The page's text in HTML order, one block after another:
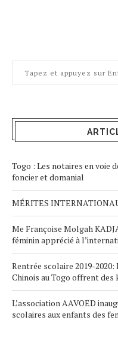
Togo : Les notaires en voie
foncier et domanial
MÉRITES
Me Françoise Molgah
féminin apprécié à
Rentrée scolaire 2019-
Chinois au Togo offrent
L’association AAVOED
scolaires aux enfants des